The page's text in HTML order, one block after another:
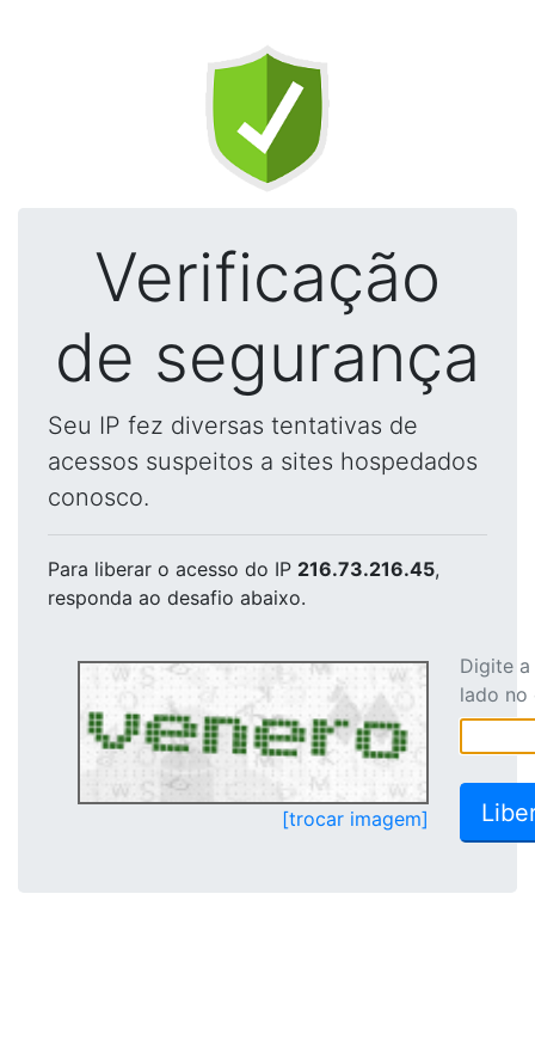
Verificação
de segurança
Seu IP fez diversas tentativas de
acessos suspeitos a sites hospedados
conosco.
Para liberar o acesso do IP 216.73.216.45,
responda ao desafio abaixo.
[trocar imagem]
Digite
lado no